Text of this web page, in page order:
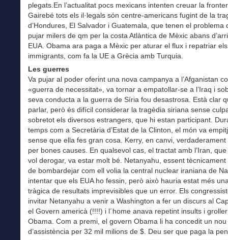
plegats.En l’actualitat pocs mexicans intenten creuar la
Gairebé tots els il·legals són centre-americans fugint de la
d’Hondures, El Salvador i Guatemala, que tenen el problema
pujar milers de qm per la costa Atlàntica de Mèxic abans
EUA. Obama ara paga a Mèxic per aturar el flux i repatriar els
immigrants, com fa la UE a Grècia amb Turquia.
Les guerres
Va pujar al poder oferint una nova campanya a l’Afganistan
«guerra de necessitat», va tornar a empatollar-se a l’Iraq i
seva conducta a la guerra de Síria fou desastrosa. Està clar
parlar, però és difícil considerar la tragèdia siriana sense
sobretot els diversos estrangers, que hi estan participant.
temps com a Secretària d’Estat de la Clinton, el món va
sense que ella fes gran cosa. Kerry, en canvi, verdaderament
per bones causes. En qualsevol cas, el tractat amb l’Iran,
vol derogar, va estar molt bé. Netanyahu, essent tècnicament
de bombardejar com ell volia la central nuclear iraniana de
intentar que els EUA ho fessin, però això hauria estat més
tràgica de resultats imprevisibles que un error. Els
invitar Netanyahu a venir a Washington a fer un discurs al
el Govern americà (!!!!) i l´home anava repetint insults i
Obama. Com a premi, el govern Obama li ha concedit un
d’assistència per 32 mil milions de $. Deu ser que paga la